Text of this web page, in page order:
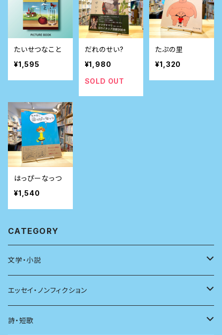
たいせつなこと
¥1,595
だれのせい?
¥1,980
SOLD OUT
たぷの里
¥1,320
はっぴーなっつ
¥1,540
CATEGORY
文学・小説
日本
海外
エッセイ・ノンフィクション
エッセイ
詩・短歌